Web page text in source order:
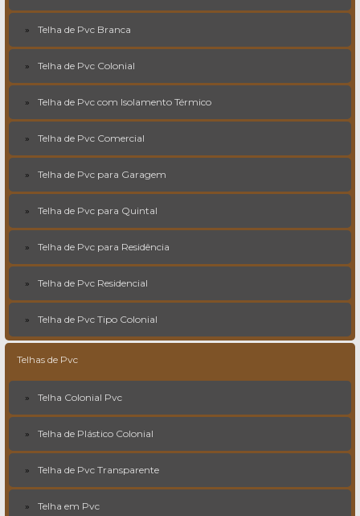
Telha de Pvc Branca
Telha de Pvc Colonial
Telha de Pvc com Isolamento Térmico
Telha de Pvc Comercial
Telha de Pvc para Garagem
Telha de Pvc para Quintal
Telha de Pvc para Residência
Telha de Pvc Residencial
Telha de Pvc Tipo Colonial
Telhas de Pvc
Telha Colonial Pvc
Telha de Plástico Colonial
Telha de Pvc Transparente
Telha em Pvc